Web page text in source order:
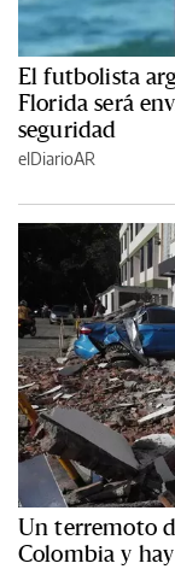
El futbolista
Florida será
seguridad
elDiarioAR
Un terremoto
Colombia y